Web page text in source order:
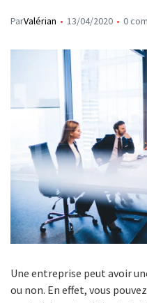
ParValérian 13/04/2020 0
Une entreprise peut avoir
ou non. En effet, vous